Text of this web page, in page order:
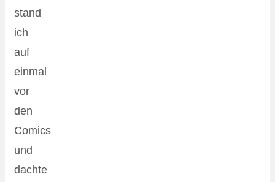
stand
ich
auf
einmal
vor
den
Comics
und
dachte